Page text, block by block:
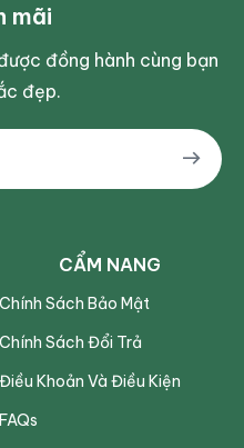
CẨM NANG
Chính Sách Bảo Mật
Chính Sách Đổi Trả
Điều Khoản Và Điều Kiện
FAQs
mãi
đồng hành cùng bạn
đẹp.